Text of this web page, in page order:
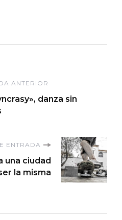
ANTERIOR
danza sin
ENTRADA
una ciudad
la misma